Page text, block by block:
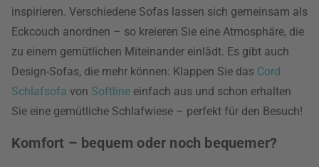
inspirieren. Verschiedene Sofas lassen sich gemeinsam als
Eckcouch anordnen – so kreieren Sie eine Atmosphäre, die
zu einem gemütlichen Miteinander einlädt. Es gibt auch
Design-Sofas, die mehr können: Klappen Sie das Cord
Schlafsofa von Softline einfach aus und schon erhalten
Sie eine gemütliche Schlafwiese – perfekt für den Besuch!
Komfort – bequem oder noch bequemer?